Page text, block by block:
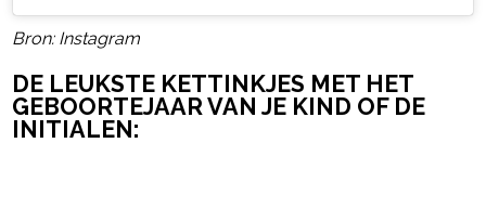
Bron: Instagram
DE LEUKSTE KETTINKJES MET HET
GEBOORTEJAAR VAN JE KIND OF DE
INITIALEN: